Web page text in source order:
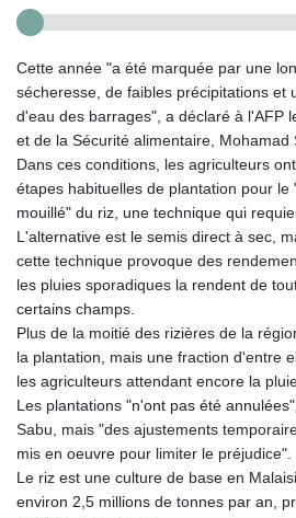
Cette année "a été marquée par une
sécheresse, de faibles précipitations et
d'eau des barrages", a déclaré à l'AFP
et de la Sécurité alimentaire, Mohamad
Dans ces conditions, les agriculteurs
étapes habituelles de plantation pour le
mouillé" du riz, une technique qui
L'alternative est le semis direct à sec,
cette technique provoque des
les pluies sporadiques la rendent de
certains champs.
Plus de la moitié des rizières de la
la plantation, mais une fraction d'entre
les agriculteurs attendant encore la
Les plantations "n'ont pas été
Sabu, mais "des ajustements
mis en oeuvre pour limiter le préjudice".
Le riz est une culture de base en
environ 2,5 millions de tonnes par an,